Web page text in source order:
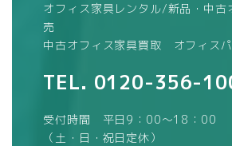
オフィス家具レンタル/新品・中古
売
中古オフィス家具買取 オフィス
TEL. 0120-356-
受付時間 平日9：00～18：00
（土・日・祝日定休）